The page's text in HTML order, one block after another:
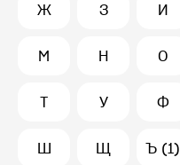
Ж З И
М Н О
Т У Ф
Ш Щ Ъ (1)